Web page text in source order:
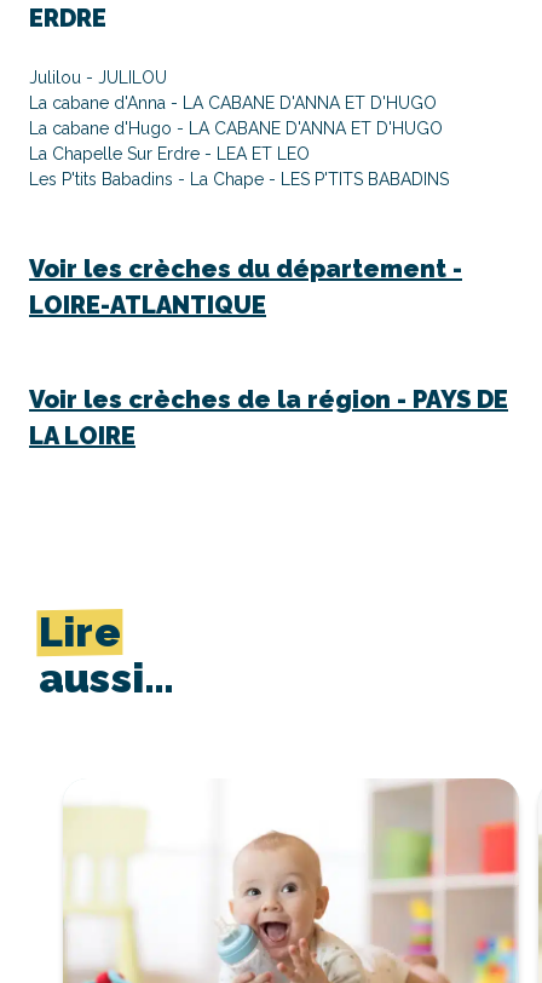
ERDRE
Julilou - JULILOU
La cabane d'Anna - LA CABANE D'ANNA ET D'HUGO
La cabane d'Hugo - LA CABANE D'ANNA ET D'HUGO
La Chapelle Sur Erdre - LEA ET LEO
Les P'tits Babadins - La Chape - LES P'TITS BABADINS
Voir les crèches du département -
LOIRE-ATLANTIQUE
Voir les crèches de la région - PAYS DE
LA LOIRE
Lire
aussi…